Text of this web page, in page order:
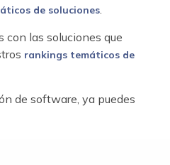
de soluciones.
con las soluciones que
rankings temáticos de
de software, ya puedes